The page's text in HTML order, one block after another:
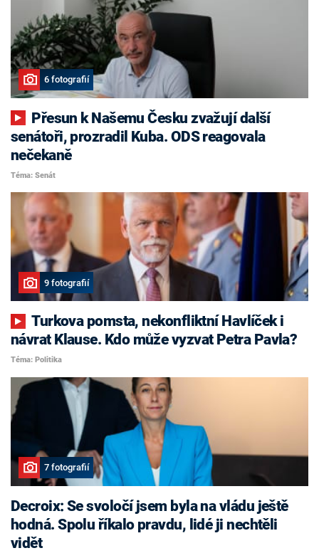
6 fotografií
senátoři, prozradil Kuba. ODS reagovala
nečekaně
Téma: Senát
9 fotografií
Turkova pomsta, nekonfliktní Havlíček i
návrat Klause. Kdo může vyzvat Petra Pavla?
Téma: Politika
7 fotografií
Decroix: Se svoločí jsem byla na vládu ještě
hodná. Spolu říkalo pravdu, lidé ji nechtěli
vidět